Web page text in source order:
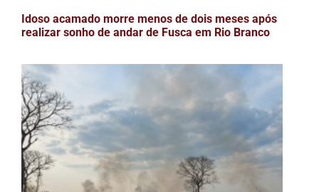
Idoso acamado morre menos de dois meses após
realizar sonho de andar de Fusca em Rio Branco